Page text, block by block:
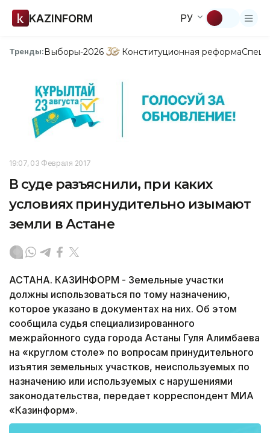
KAZINFORM РУ
Тренды:Выборы-2026 Конституционная реформа
19:07, 03 Февраля 2017
В суде разъяснили, при каких
условиях принудительно изымают
земли в Астане
АСТАНА. КАЗИНФОРМ - Земельные участки
должны использоваться по тому назначению,
которое указано в документах на них. Об этом
сообщила судья специализированного
межрайонного суда города Астаны Гуля Алимбаева
на «круглом столе» по вопросам принудительного
изъятия земельных участков, неиспользуемых по
назначению или используемых с нарушениями
законодательства, передает корреспондент МИА
«Казинформ».